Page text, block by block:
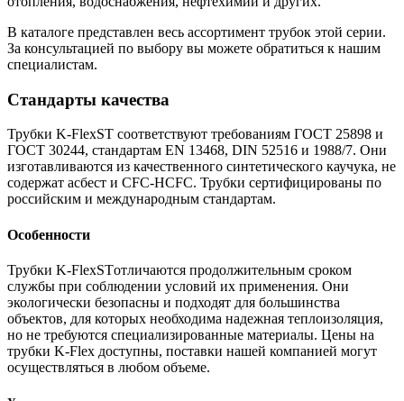
В каталоге представлен весь ассортимент трубок этой серии.
За консультацией по выбору вы можете обратиться к нашим
специалистам.
Стандарты качества
Трубки K-FlexST соответствуют требованиям ГОСТ 25898 и
ГОСТ 30244, стандартам EN 13468, DIN 52516 и 1988/7. Они
изготавливаются из качественного синтетического каучука, не
содержат асбест и CFC-HCFC. Трубки сертифицированы по
российским и международным стандартам.
Особенности
Трубки K-FlexSTотличаются продолжительным сроком
службы при соблюдении условий их применения. Они
экологически безопасны и подходят для большинства
объектов, для которых необходима надежная теплоизоляция,
но не требуются специализированные материалы. Цены на
трубки K-Flex доступны, поставки нашей компанией могут
осуществляться в любом объеме.